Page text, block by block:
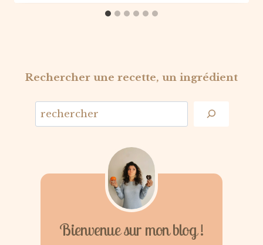
Rechercher une recette, un ingrédient
Bienvenue sur mon blog !